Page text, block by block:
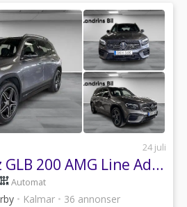
24 juli
Mercedes-Benz GLB 200 AMG Line Advanced Plus, Värmare, Drag,7-sits,Night
Automat
• Kalmar • 36 annonser